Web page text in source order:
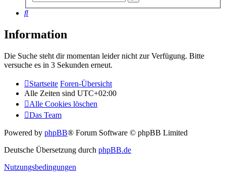
Suche
Information
Die Suche steht dir momentan leider nicht zur Verfügung. Bitte
versuche es in 3 Sekunden erneut.
Startseite Foren-Übersicht
Alle Zeiten sind UTC+02:00
Alle Cookies löschen
Das Team
Powered by phpBB® Forum Software © phpBB Limited
Deutsche Übersetzung durch phpBB.de
Nutzungsbedingungen